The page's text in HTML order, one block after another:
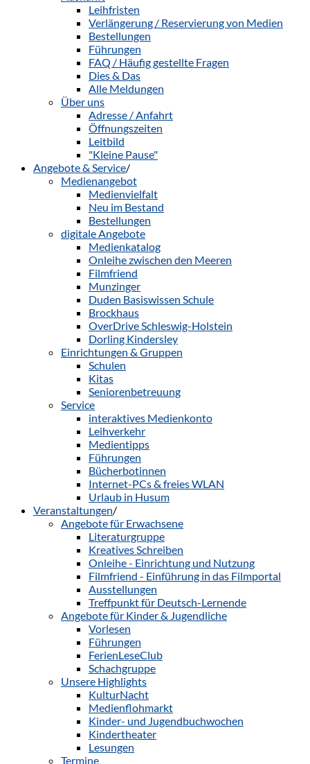
Leihfristen
Verlängerung / Reservierung von Medien
Bestellungen
Führungen
FAQ / Häufig gestellte Fragen
Dies & Das
Alle Meldungen
Über uns
Adresse / Anfahrt
Öffnungszeiten
Leitbild
"Kleine Pause"
Angebote & Service/
Medienangebot
Medienvielfalt
Neu im Bestand
Bestellungen
digitale Angebote
Medienkatalog
Onleihe zwischen den Meeren
Filmfriend
Munzinger
Duden Basiswissen Schule
Brockhaus
OverDrive Schleswig-Holstein
Dorling Kindersley
Einrichtungen & Gruppen
Schulen
Kitas
Seniorenbetreuung
Service
interaktives Medienkonto
Leihverkehr
Medientipps
Führungen
Bücherbotinnen
Internet-PCs & freies WLAN
Urlaub in Husum
Veranstaltungen/
Angebote für Erwachsene
Literaturgruppe
Kreatives Schreiben
Onleihe - Einrichtung und Nutzung
Filmfriend - Einführung in das Filmportal
Ausstellungen
Treffpunkt für Deutsch-Lernende
Angebote für Kinder & Jugendliche
Vorlesen
Führungen
FerienLeseClub
Schachgruppe
Unsere Highlights
KulturNacht
Medienflohmarkt
Kinder- und Jugendbuchwochen
Kindertheater
Lesungen
Termine